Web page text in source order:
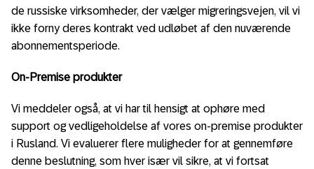
de russiske virksomheder, der vælger migreringsvejen, vil vi
ikke forny deres kontrakt ved udløbet af den nuværende
abonnementsperiode.
On-Premise produkter
Vi meddeler også, at vi har til hensigt at ophøre med
support og vedligeholdelse af vores on-premise produkter
i Rusland. Vi evaluerer flere muligheder for at gennemføre
denne beslutning, som hver især vil sikre, at vi fortsat